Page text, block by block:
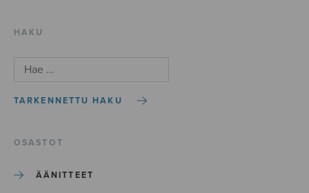
HAKU
TARKENNETTU HAKU
OSASTOT
ÄÄNITTEET